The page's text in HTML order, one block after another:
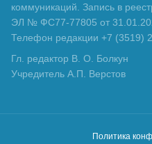
коммуникаций. Запись в
ЭЛ № ФС77-77805 от
Телефон редакции +7 (3519)
Гл. редактор В. О. Болкун
Учредитель А.П. Верстов
Политика